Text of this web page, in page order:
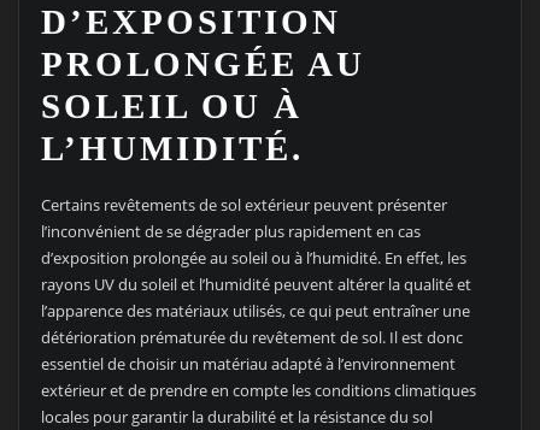
D’EXPOSITION
PROLONGÉE AU
SOLEIL OU À
L’HUMIDITÉ.
Certains revêtements de sol extérieur peuvent présenter
l’inconvénient de se dégrader plus rapidement en cas
d’exposition prolongée au soleil ou à l’humidité. En effet, les
rayons UV du soleil et l’humidité peuvent altérer la qualité et
l’apparence des matériaux utilisés, ce qui peut entraîner une
détérioration prématurée du revêtement de sol. Il est donc
essentiel de choisir un matériau adapté à l’environnement
extérieur et de prendre en compte les conditions climatiques
locales pour garantir la durabilité et la résistance du sol